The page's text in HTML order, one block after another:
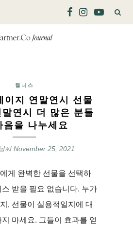
웰니스
이지 연말연시 선물
연시 더 많은 분들
음을 나누세요
짜November 25, 2021
게 완벽한 선물을 선택하
받을 필요 없습니다. 누가
, 선물이 실용적일지에 대
마세요. 그들이 효과를 얻